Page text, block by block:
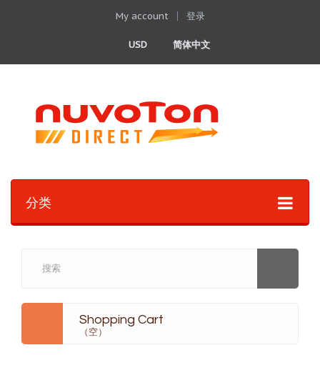
My account 登录
简体中文
USD
分类
Shopping Cart
（空）